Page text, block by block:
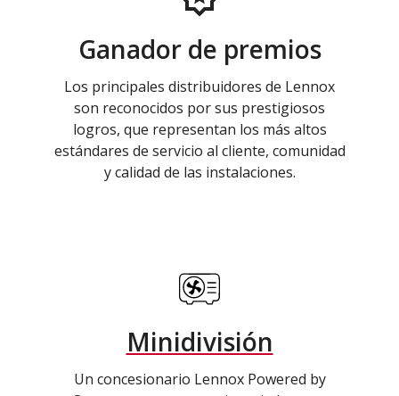
Ganador de premios
Los principales distribuidores de Lennox
son reconocidos por sus prestigiosos
logros, que representan los más altos
estándares de servicio al cliente, comunidad
y calidad de las instalaciones.
Minidivisión
Un concesionario Lennox Powered by